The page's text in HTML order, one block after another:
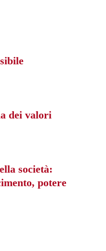
dei valori
società:
potere